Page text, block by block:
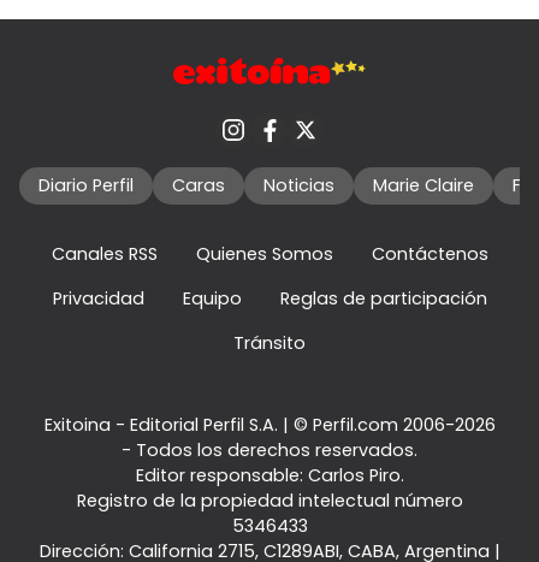
Diario Perfil Caras Noticias Marie Claire
Canales RSS Quienes Somos
Contáctenos
Privacidad
Equipo
Reglas de participación
Tránsito
Exitoina - Editorial Perfil S.A. | © Perfil.com 2006-2026
- Todos los derechos reservados.
Editor responsable: Carlos Piro.
Registro de la propiedad intelectual número
5346433
Dirección: California 2715, C1289ABI, CABA, Argentina |